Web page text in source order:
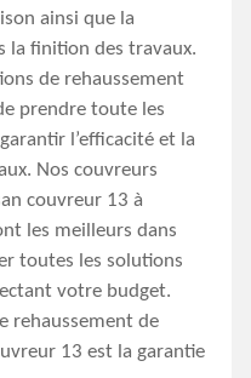
ainsi que la
la finition des travaux.
de rehaussement
prendre toute les
l’efficacité et la
Nos couvreurs
couvreur 13 à
les meilleurs dans
toutes les solutions
votre budget.
rehaussement de
13 est la garantie